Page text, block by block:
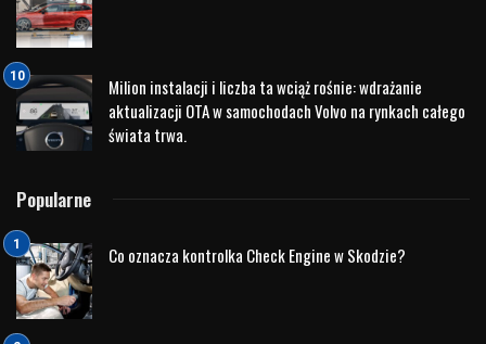
biurko – tak, by detale i kolor były dobrze widoczne.
Połącz z innymi akcesoriami marki Škoda – modele
kolekcję.
Zadbanie o warunki przechowywania – unikaj
bezpośredniego światła słonecznego i nadmiernej